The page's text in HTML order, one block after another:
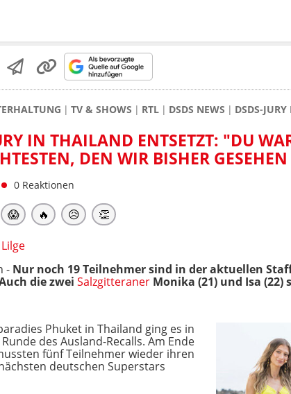
TV & SHOWS RTL DSDS NEWS DSDS-
IN THAILAND ENTSETZT: "DU
DEN WIR BISHER
0 Reaktionen
😱 🔥 😥 👏
- Nur noch 19 Teilnehmer sind in der aktuellen
die zwei Salzgitteraner Monika (21) und Isa
Phuket in Thailand ging es in
des Ausland-Recalls. Am Ende
fünf Teilnehmer wieder ihren
deutschen Superstars